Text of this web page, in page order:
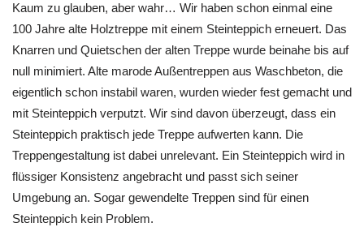
Kaum zu glauben, aber wahr… Wir haben schon einmal eine
100 Jahre alte Holztreppe mit einem Steinteppich erneuert. Das
Knarren und Quietschen der alten Treppe wurde beinahe bis auf
null minimiert. Alte marode Außentreppen aus Waschbeton, die
eigentlich schon instabil waren, wurden wieder fest gemacht und
mit Steinteppich verputzt. Wir sind davon überzeugt, dass ein
Steinteppich praktisch jede Treppe aufwerten kann. Die
Treppengestaltung ist dabei unrelevant. Ein Steinteppich wird in
flüssiger Konsistenz angebracht und passt sich seiner
Umgebung an. Sogar gewendelte Treppen sind für einen
Steinteppich kein Problem.